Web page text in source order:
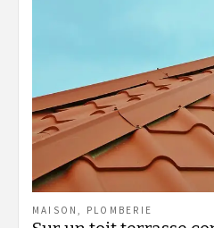
MAISON, PLOMBERIE